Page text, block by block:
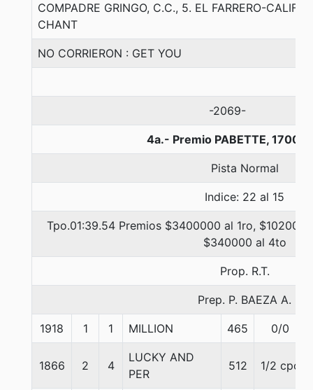
COMPADRE GRINGO, C.C., 5. EL FARRERO-
CHANT
NO CORRIERON : GET YOU
-2069-
4a.- Premio PABETTE, 1700
Pista Normal
Indice: 22 al 15
Tpo.01:39.54 Premios $3400000 al 1ro,
$340000 al 4to
Prop. R.T.
Prep. P. BAEZA A.
1918 1 1 MILLION 465 0/0
1866 2 4
LUCKY AND
PER
512 1/2 cpo